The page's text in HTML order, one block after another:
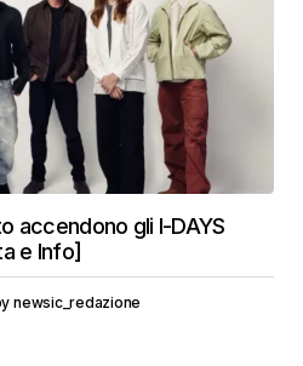
accendono gli I-DAYS
e Info]
newsic_redazione